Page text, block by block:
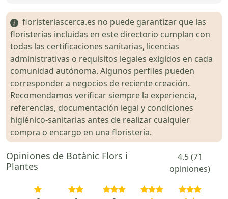
floristeriascerca.es no puede garantizar que las
floristerías incluidas en este directorio cumplan con
todas las certificaciones sanitarias, licencias
administrativas o requisitos legales exigidos en cada
comunidad autónoma. Algunos perfiles pueden
corresponder a negocios de reciente creación.
Recomendamos verificar siempre la experiencia,
referencias, documentación legal y condiciones
higiénico-sanitarias antes de realizar cualquier
compra o encargo en una floristería.
Opiniones de Botànic Flors i
Plantes
4.5 (71
opiniones)